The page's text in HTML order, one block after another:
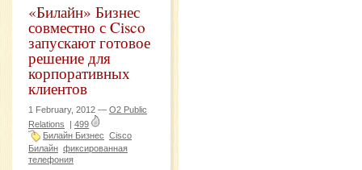
«Билайн» Бизнес
совместно с Cisco
запускают готовое
решение для
корпоративных
клиентов
1 February, 2012 — O2 Public
Relations | 499
Билайн Бизнес Cisco
Билайн фиксированная
телефония